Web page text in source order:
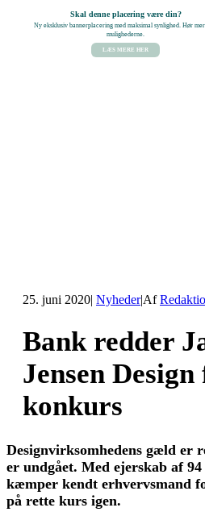
Skal denne placering være din?
Ny eksklusiv bannerplacering med maksimal synlighed. Hør
mulighederne.
LÆS MERE HER
25. juni 2020| Nyheder|Af
Bank redder
Jensen
konkurs
Designvirksomhedens gæld er
er undgået. Med ejerskab af
kæmper kendt erhvervsmand
på rette kurs igen.